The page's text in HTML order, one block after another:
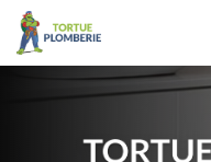
Aller
contenu